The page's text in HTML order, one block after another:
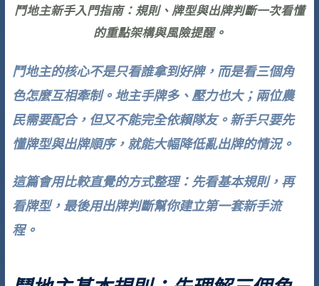
鬥地主新手入門指南：規則、牌型與出牌判斷一次看懂
的重點架構與風險提醒。
鬥地主的核心不是只看誰拿到好牌，而是看三個角
色怎麼互相牽制。地主手牌多、壓力也大；兩位農
民需要配合，但又不能完全依賴隊友。新手只要先
懂牌型與出牌順序，就能大幅降低亂出牌的情況。
這篇會用比較直覺的方式整理：先看基本規則，再
看牌型，最後用出牌判斷幫你建立第一套新手流
程。